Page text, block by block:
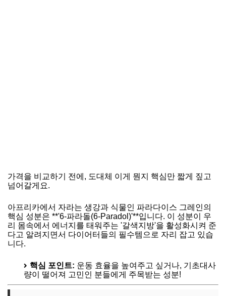
가격을 비교하기 전에, 도대체 이게 뭔지 핵심만 짧게 짚고
넘어갈게요.
아프리카에서 자라는 생강과 식물인 파라다이스 그레인의
핵심 성분은 **'6-파라돌(6-Paradol)'**입니다. 이 성분이 우
리 몸속에서 에너지를 태워주는 '갈색지방'을 활성화시켜 준
다고 알려지면서 다이어터들의 필수템으로 자리 잡고 있습
니다.
핵심 포인트: 운동 효율을 높여주고 싶거나, 기초대사
량이 떨어져 고민인 분들에게 주목받는 성분!